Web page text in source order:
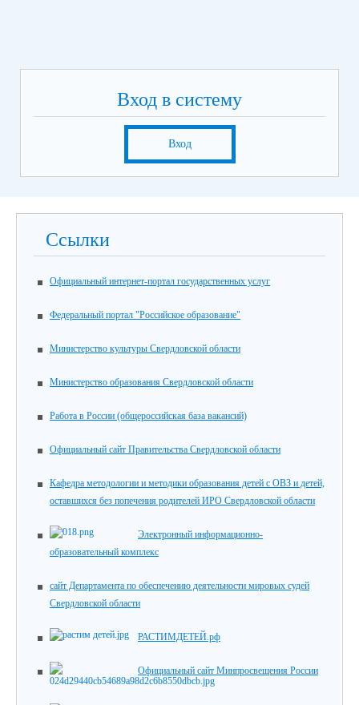
Вход в систему
Вход
Ссылки
Официальный интернет-портал государственных услуг
Федеральный портал "Российское образование"
Министерство культуры Свердловской области
Министерство образования Свердловской области
Работа в России (общероссийская база вакансий)
Официальный сайт Правительства Свердловской области
Кафедра методологии и методики образования детей с ОВЗ и детей,
оставшихся без попечения родителей ИРО Свердловской области
Электронный информационно-
образовательный комплекс
сайт Департамента по обеспечению деятельности мировых судей
Свердловской области
РАСТИМДЕТЕЙ.рф
Официальный сайт Минпросвещения России